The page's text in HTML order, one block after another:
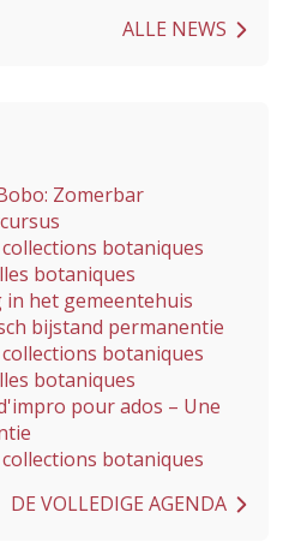
ALLE NEWS
Zomerbar
botaniques
botaniques
in het gemeentehuis
bijstand permanentie
botaniques
botaniques
pour ados – Une
botaniques
DE VOLLEDIGE AGENDA